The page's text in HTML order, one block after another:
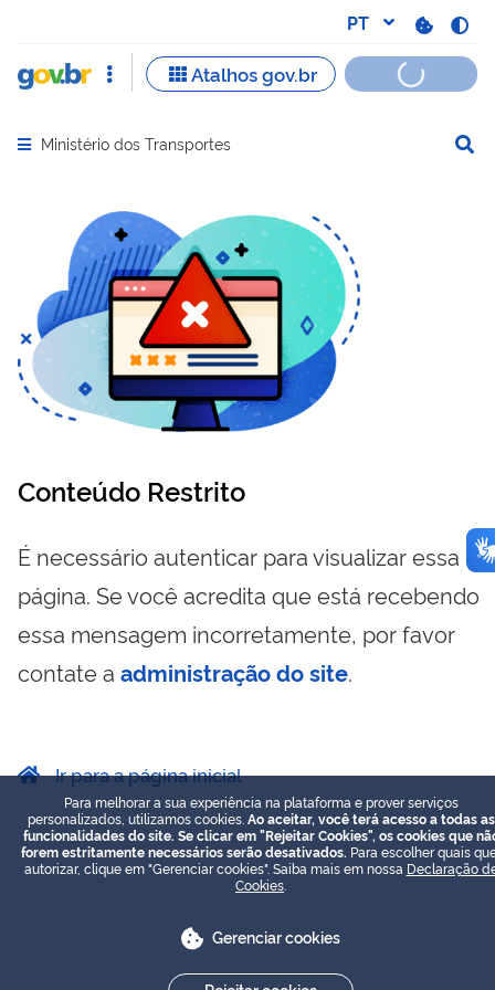
Abrir menu principal de navegação
Ministério dos Transportes
Conteúdo Restrito
É necessário autenticar para visualizar essa
página. Se você acredita que está recebendo
essa mensagem incorretamente, por favor
contate a administração do site.
Ir para a página inicial
Para melhorar a sua experiência na plataforma e prover serviços
personalizados, utilizamos cookies. Ao aceitar, você terá acesso a todas as
funcionalidades do site. Se clicar em "Rejeitar Cookies", os cookies que
forem estritamente necessários serão desativados. Para escolher quais
autorizar, clique em "Gerenciar cookies". Saiba mais em nossa Declaração
Cookies
Gerenciar cookies